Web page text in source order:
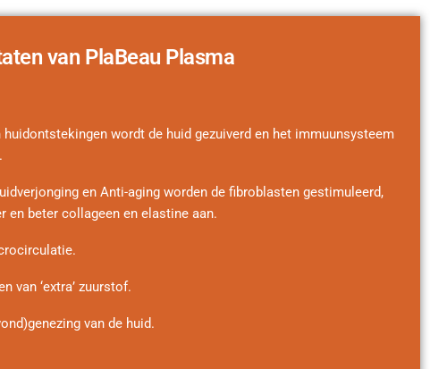
van PlaBeau Plasma
huidontstekingen wordt de huid gezuiverd en het immuunsysteem
en Anti-aging worden de fibroblasten gestimuleerd,
en beter collageen en elastine aan.
van ‘extra’ zuurstof.
van de huid.